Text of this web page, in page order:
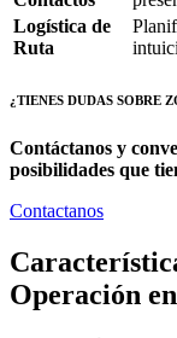
Logística de
Ruta
¿TIENES DUDAS SOBRE
Contáctanos y
posibilidades que
Contactanos
Operación